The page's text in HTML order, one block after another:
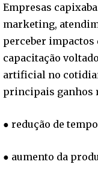
Empresas
marketing,
perceber impactos
capacitação
artificial no
principais ganhos
● redução de
● aumento da